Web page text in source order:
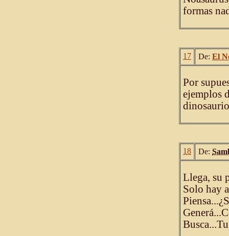
formas
17 De: El
Por
ejemplos
18 De:
Llega, su
Solo hay